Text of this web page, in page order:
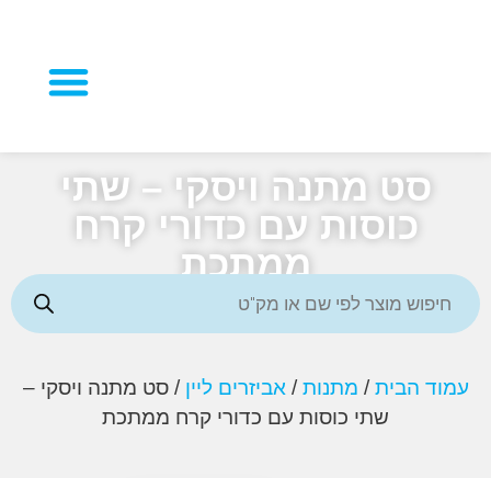
סט מתנה ויסקי – שתי
כוסות עם כדורי קרח
ממתכת
הבית/מתנות /אביזרים ליין/ סט מתנה ויסקי –
שתי כוסות עם כדורי קרח ממתכת